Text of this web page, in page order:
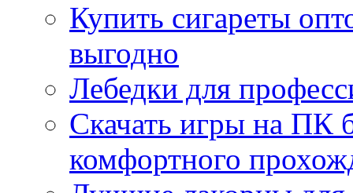
Купить сигареты
выгодно
Лебедки для
Скачать игры на ПК
комфортного